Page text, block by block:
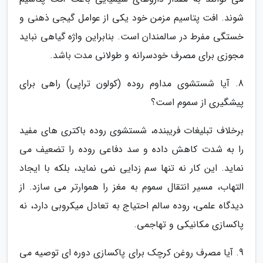
شوند. افت پتاسیم مزمن خود یکی از عوامل گیجی ذهنی و
خستگی مفرط در سالمندان است. بنابراین واژه گیاهی نباید
مجوزی برای مصرف خودسرانه و طولانی مدت باشد.
8. آیا شستشوی مداوم روده (کولون تراپی) راهی برای
پیشگیری از سموم است؟
برخلاف تبلیغات فریبنده، شستشوی روده باکتری های مفید
را به شدت کاهش داده و سد دفاعی روده را تضعیف می
نماید. این کار نه تنها سم زدایی نمی نماید، بلکه با ایجاد
التهاب، مسیر انتقال سموم به مغز را هموارتر می سازد. از
دیدگاه علمی، روده سالم احتیاج به تعادل میکروبی دارد، نه
پاکسازی مکانیکی و تهاجمی.
9. آیا مصرف روغن کرچک برای پاکسازی دوره ای توصیه می